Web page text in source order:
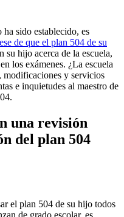
sido establecido, es
de que el plan 504 de su
su hijo acerca de la escuela,
los exámenes. ¿La escuela
modificaciones y servicios
e inquietudes al maestro de
una revisión
del plan 504
el plan 504 de su hijo todos
de grado escolar, es